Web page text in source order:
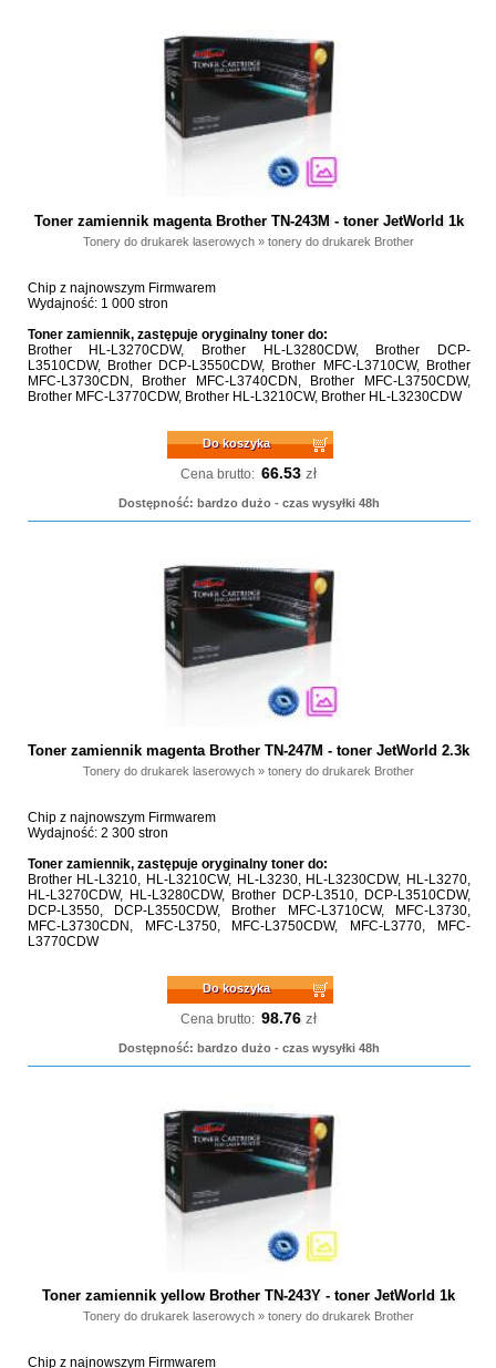
Toner zamiennik magenta Brother TN-243M - toner JetWorld 1k
Tonery do drukarek laserowych »tonery do drukarek Brother
Chip z najnowszym Firmwarem
Wydajność: 1 000 stron
Toner zamiennik, zastępuje oryginalny toner do:
Brother HL-L3270CDW, Brother HL-L3280CDW, Brother DCP-
L3510CDW, Brother DCP-L3550CDW, Brother MFC-L3710CW, Brother
MFC-L3730CDN, Brother MFC-L3740CDN, Brother MFC-L3750CDW,
Brother MFC-L3770CDW, Brother HL-L3210CW, Brother HL-L3230CDW
Do koszyka
Cena brutto: 66.53 zł
Dostępność: bardzo dużo - czas wysyłki 48h
Toner zamiennik magenta Brother TN-247M - toner JetWorld 2.3k
Tonery do drukarek laserowych »tonery do drukarek Brother
Chip z najnowszym Firmwarem
Wydajność: 2 300 stron
Toner zamiennik, zastępuje oryginalny toner do:
Brother HL-L3210, HL-L3210CW, HL-L3230, HL-L3230CDW, HL-L3270,
HL-L3270CDW, HL-L3280CDW, Brother DCP-L3510, DCP-L3510CDW,
DCP-L3550, DCP-L3550CDW, Brother MFC-L3710CW, MFC-L3730,
MFC-L3730CDN, MFC-L3750, MFC-L3750CDW, MFC-L3770, MFC-
L3770CDW
Do koszyka
Cena brutto: 98.76 zł
Dostępność: bardzo dużo - czas wysyłki 48h
Toner zamiennik yellow Brother TN-243Y - toner JetWorld 1k
Tonery do drukarek laserowych »tonery do drukarek Brother
Chip z najnowszym Firmwarem